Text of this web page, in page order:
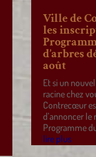
Ville de
les
d’arbres
août
Et si un
racine chez
Contrecœur
d’annoncer le
Programme
lire plus